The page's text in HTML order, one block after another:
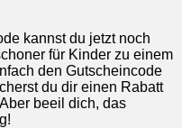
kannst du jetzt noch
für Kinder zu einem
den Gutscheincode
du dir einen Rabatt
beeil dich, das